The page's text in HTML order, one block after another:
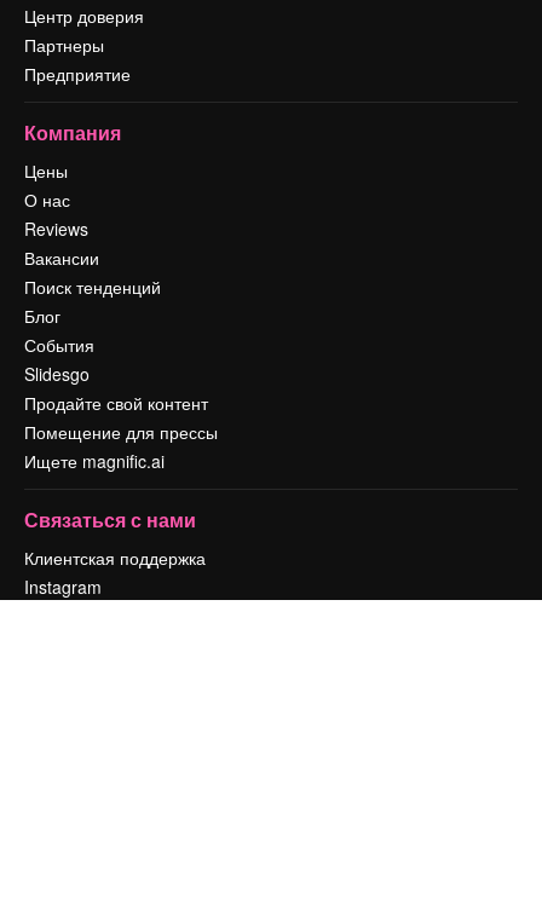
Центр доверия
Партнеры
Предприятие
Компания
Цены
О нас
Reviews
Вакансии
Поиск тенденций
Блог
События
Slidesgo
Продайте свой контент
Помещение для прессы
Ищете magnific.ai
Связаться с нами
Клиентская поддержка
Instagram